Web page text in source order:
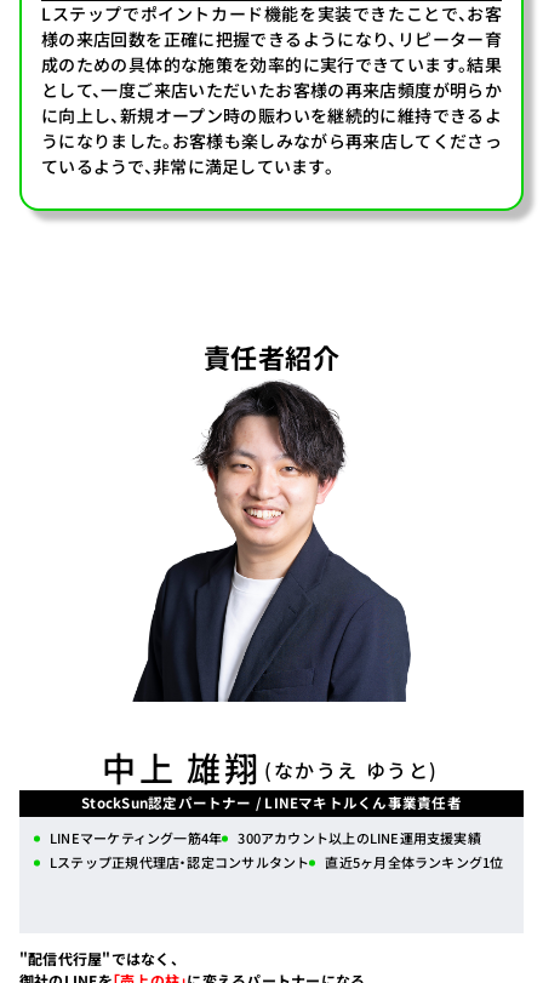
Lステップでポイントカード機能を実装できたことで、お客
様の来店回数を正確に把握できるようになり、リピーター育
成のための具体的な施策を効率的に実行できています。結果
として、一度ご来店いただいたお客様の再来店頻度が明らか
に向上し、新規オープン時の賑わいを継続的に維持できるよ
うになりました。お客様も楽しみながら再来店してくださっ
ているようで、非常に満足しています。
責任者紹介
中上 雄翔 (なかうえ ゆうと)
StockSun認定パートナー / LINEマキトルくん事業責任者
LINEマーケティング一筋4年
300アカウント以上のLINE運用支援実績
Lステップ正規代理店・認定コンサルタント
直近5ヶ月全体ランキング1位
"配信代行屋"ではなく、